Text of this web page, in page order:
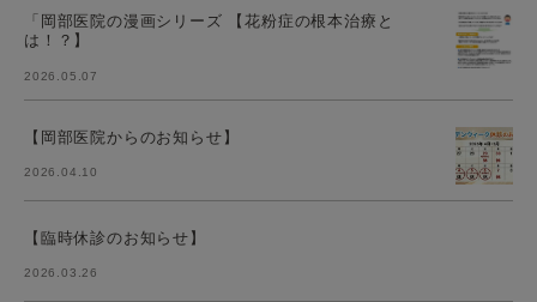
「岡部医院の漫画シリーズ 【花粉症の根本治療と
は！？】
2026.05.07
【岡部医院からのお知らせ】
2026.04.10
【臨時休診のお知らせ】
2026.03.26